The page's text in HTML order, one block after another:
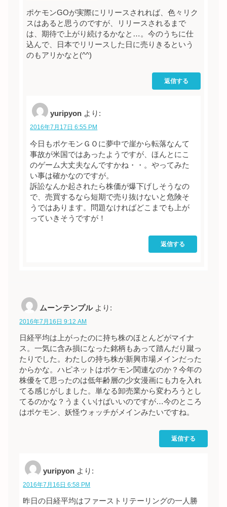
ポケモンGOが実際にリリースされれば、色々リク
スはあると思うのですが、リリースされるまで
は、期待で上がり続けるかなと…。今のうちに仕
込んで、日本でリリースした日に売りきるという
のもアリかなと(^^)
返信する
yuripyon より:
2016年7月17日 6:55 PM
今日もポケモンＧＯに夢中で崖から転落なんて
事故が米国ではあったようですが、ほんとにこ
のゲーム大丈夫なんですかね・・。やってみた
い事は確かなのですが。
訴訟なんか起されたら株価が爆下げしそうなの
で、売買するなら短期で売り抜けないと危険そ
うではあります。問題なければどこまでも上が
っていきそうですが！
返信する
ムーンテンプル より:
2016年7月16日 9:12 AM
日経平均は上がったのに持ち株のほとんどがマイナ
ス。一気に含み損になった銘柄もあって踏んだり蹴っ
たりでした。わたしの持ち株が新興市場メインだった
からかな。ハピネットはポケモン関連なのか？今年の
株優をて思ったのは低年齢層の少女漫画にも力を入れ
てる感じがしました。単なる卸売業から変わろうとし
てるのかな？うまくいけばいいのですが…今のところ
はポケモン、妖怪ウォッチがメインみたいですね。
返信する
yuripyon より:
2016年7月16日 6:58 PM
昨日の日経平均はファーストリテーリングの一人勝